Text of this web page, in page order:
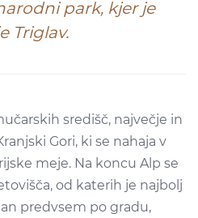
park, kjer je
Triglav.
središč, največje in
Gori, ki se nahaja v
meje. Na koncu Alp se
od katerih je najbolj
predvsem po gradu,